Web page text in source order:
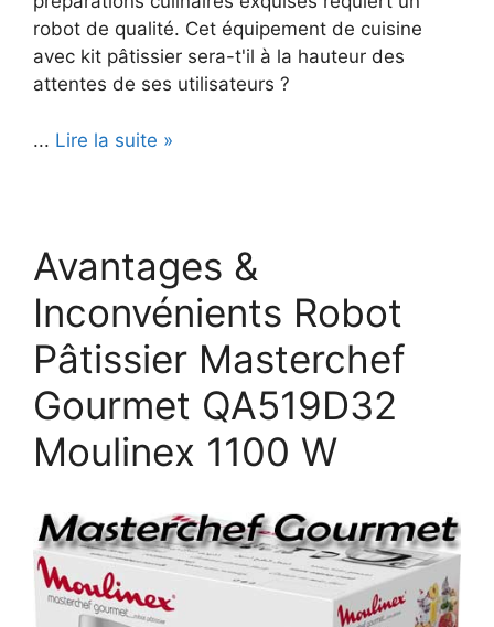
robot de qualité. Cet équipement de cuisine
avec kit pâtissier sera-t'il à la hauteur des
attentes de ses utilisateurs ?
... Lire la suite »
Avantages &
Inconvénients Robot
Pâtissier Masterchef
Gourmet QA519D32
Moulinex 1100 W